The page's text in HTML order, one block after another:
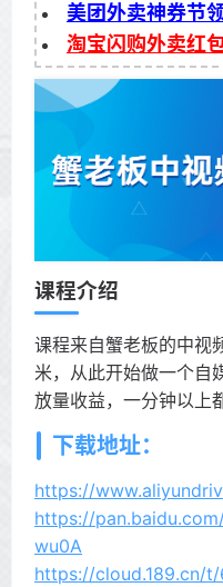
美团外卖神券节
淘宝闪购外卖红
课程介绍
课程来自蟹老板的中视
米，从此开始做一个自
放量收益，一分钟以上
下载地址：
https://
https://
wu0A
https://cloud.189.cn/